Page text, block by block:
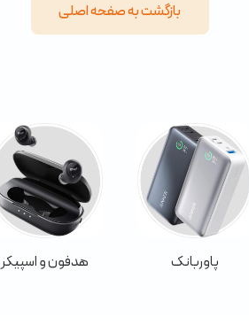
بازگشت به صفحه اصلی
پاوربانک هدفون و اسپیکر